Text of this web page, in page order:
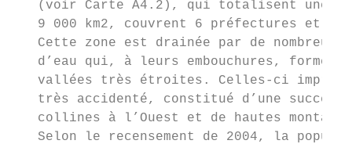
(voir Carte A4.2), qui totalisent une
9 000 km2, couvrent 6 préfectures et
Cette zone est drainée par de nombreux
d’eau qui, à leurs embouchures,
vallées très étroites. Celles-ci
très accidenté, constitué d’une
collines à l’Ouest et de hautes
Selon le recensement de 2004, la